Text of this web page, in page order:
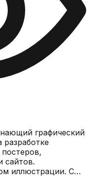
графический
сайтов.
иллюстрации. С